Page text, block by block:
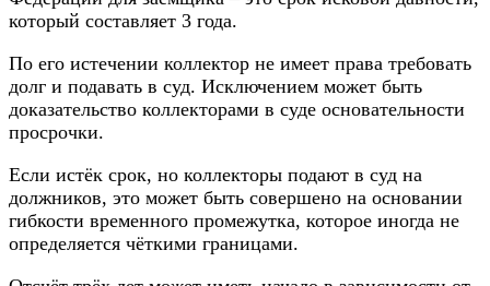
который составляет 3 года.
По его истечении коллектор не имеет права требовать
долг и подавать в суд. Исключением может быть
доказательство коллекторами в суде основательности
просрочки.
Если истёк срок, но коллекторы подают в суд на
должников, это может быть совершено на основании
гибкости временного промежутка, которое иногда не
определяется чёткими границами.